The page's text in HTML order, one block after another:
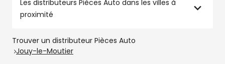
Les distributeurs Pièces Auto dans les villes à
proximité
Trouver un distributeur Pièces Auto
Jouy-le-Moutier